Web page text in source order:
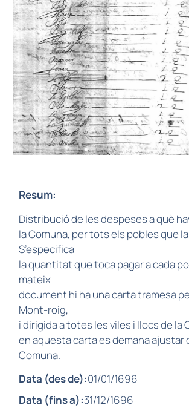
Resum:
Distribució de les despeses a què
la Comuna, per tots els pobles que
S’especifica
la quantitat que toca pagar a cada
mateix
document hi ha una carta tramesa
Mont-roig,
i dirigida a totes les viles i llocs de la
en aquesta carta es demana ajustar
Comuna.
Data (des de):01/01/1696
Data (fins a):31/12/1696